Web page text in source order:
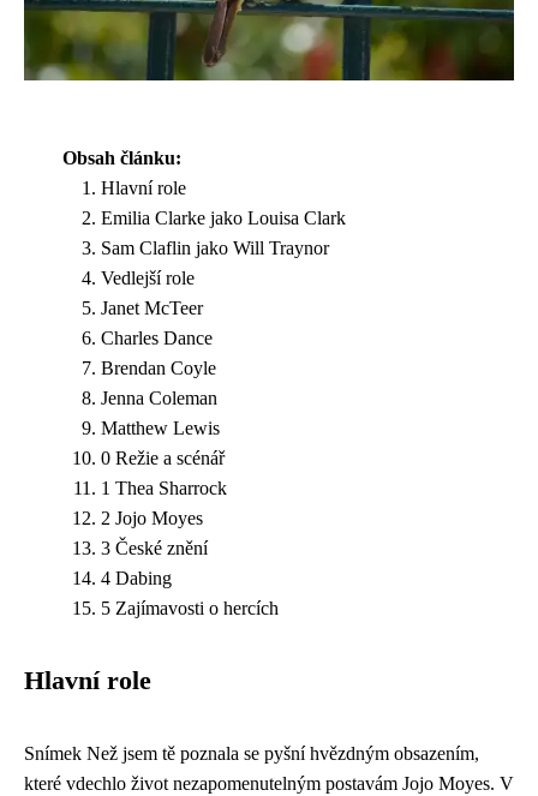
Obsah článku:
Hlavní role
Emilia Clarke jako Louisa Clark
Sam Claflin jako Will Traynor
Vedlejší role
Janet McTeer
Charles Dance
Brendan Coyle
Jenna Coleman
Matthew Lewis
0 Režie a scénář
1 Thea Sharrock
2 Jojo Moyes
3 České znění
4 Dabing
5 Zajímavosti o hercích
Hlavní role
Snímek Než jsem tě poznala se pyšní hvězdným obsazením,
které vdechlo život nezapomenutelným postavám Jojo Moyes. V